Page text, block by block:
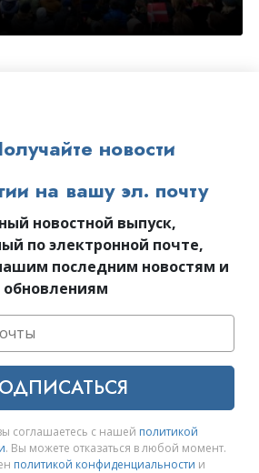
новости
на вашу эл. почту
новостной выпуск,
по электронной почте,
последним новостям и
обновлениям
соглашаетесь с нашей политикой
. Вы можете отказаться в любой момент.
политикой конфиденциальности и